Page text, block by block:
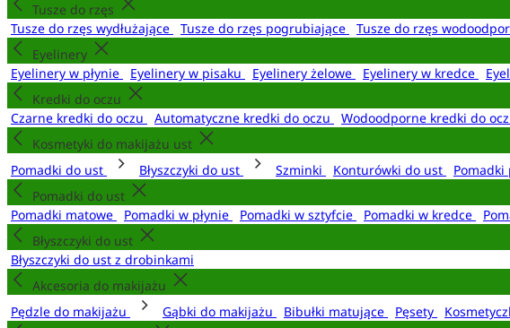
Tusze do rzęs
Tusze do rzęs wydłużające
Tusze do rzęs pogrubiające Tusze do rzęs
Eyelinery
Eyelinery w płynie
Eyelinery w pisaku Eyelinery żelowe Eyelinery w kredce
Kredki do oczu
Czarne kredki do oczu
Automatyczne kredki do oczu Wodoodporne kredki do
Kosmetyki do makijażu ust
Pomadki do ust
Błyszczyki do ust Szminki Konturówki do ust
Pomadki do ust
Pomadki matowe
Pomadki w płynie Pomadki w sztyfcie Pomadki w kredce
Błyszczyki do ust
Błyszczyki do ust z drobinkami
Akcesoria do makijażu
Pędzle do makijażu
Gąbki do makijażu Bibułki matujące Pęsety